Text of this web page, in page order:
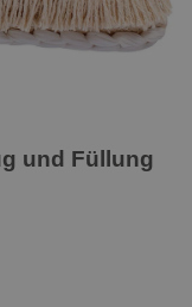
und Füllung